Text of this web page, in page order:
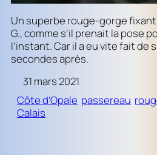
Un superbe rouge-gorge fixant
G., comme s’il prenait la pose
l’instant. Car il a eu vite fait de
secondes après.
31 mars 2021
Côte d’Opale passereau
Calais